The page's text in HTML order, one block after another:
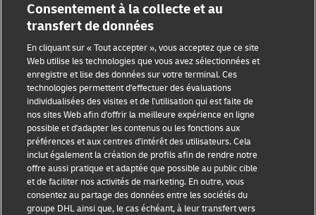
Trois erreurs à éviter lorsque
vous choisissez un Incoterm®
1. Des conditions de livraison incohérentes
dans l'ensemble de vos documents
La détermination de la valeur en douane de votre
expédition se base sur la facture de celle-ci.
Consentement à la collecte et au
transfert de données
En cliquant sur « Tout accepter », vous acceptez que ce site
Web utilise les technologies que vous avez sélectionnées et
enregistre et lise des données sur votre terminal. Ces
technologies permettent d'effectuer des évaluations
individualisées des visites et de l'utilisation qui est faite de
nos sites Web afin d'offrir la meilleure expérience en ligne
possible et d'adapter les contenus ou les fonctions aux
préférences et aux centres d'intérêt des utilisateurs. Cela
inclut également la création de profils afin de rendre notre
offre aussi pratique et adaptée que possible au public cible
et de faciliter nos activités de marketing. En outre, vous
consentez au partage des données entre les sociétés du
groupe DHL ainsi que, le cas échéant, à leur transfert vers